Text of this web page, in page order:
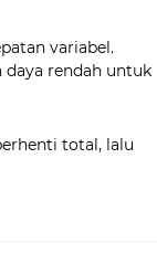
variabel.
rendah untuk
total, lalu